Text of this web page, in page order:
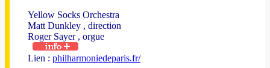
Yellow Socks Orchestra
Matt Dunkley , direction
Roger Sayer , orgue
Lien : philharmoniedeparis.fr/